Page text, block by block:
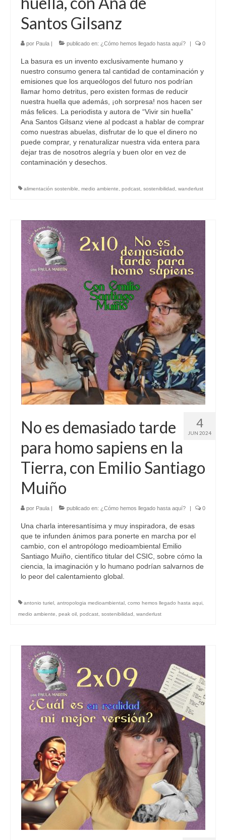
Santos Gilsanz
por Paula publicado en: ¿Cómo hemos llegado hasta aquí? 0
La basura es un invento exclusivamente humano y
nuestro consumo genera tal cantidad de contaminación y
emisiones que los arqueólogos del futuro nos podrían
llamar homo detritus, pero existen formas de reducir
nuestra huella que además, ¡oh sorpresa! nos hacen ser
más felices. La periodista y autora de “Vivir sin huella”
Ana Santos Gilsanz viene al podcast a hablar de comprar
como nuestras abuelas, disfrutar de lo que el dinero no
puede comprar, y renaturalizar nuestra vida entera para
dejar tras de nosotros alegría y buen olor en vez de
contaminación y desechos.
alimentación sostenible, medio ambiente, podcast, sostenibilidad , wanderlust
4
JUN 2024
No es demasiado tarde
para homo sapiens en la
Tierra, con Emilio Santiago
Muiño
por Paula publicado en: ¿Cómo hemos llegado hasta aquí? 0
Una charla interesantísima y muy inspiradora, de esas
que te infunden ánimos para ponerte en marcha por el
cambio, con el antropólogo medioambiental Emilio
Santiago Muiño, científico titular del CSIC, sobre cómo la
ciencia, la imaginación y lo humano podrían salvarnos de
lo peor del calentamiento global.
antonio turiel , antropologia medioambiental , como hemos llegado hasta aqui,
medio ambiente, peak oil , podcast, sostenibilidad , wanderlust